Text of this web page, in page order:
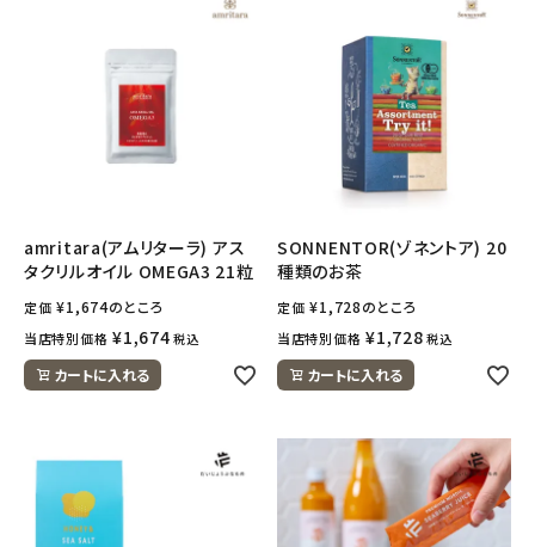
amritara(アムリターラ) アス
タクリルオイル OMEGA3 21粒
定価 ¥1,674のところ
当店特別価格 ¥1,674 税込
カートに入れる
SONNENTOR(ゾネントア) 20
種類のお茶
定価 ¥1,728のところ
当店特別価格 ¥1,728 税込
カートに入れる